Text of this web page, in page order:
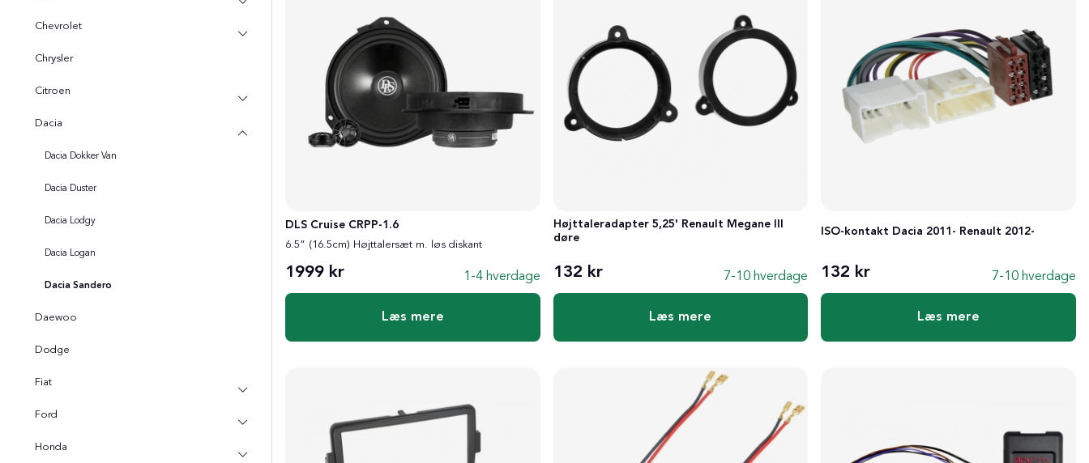
Chevrolet
Chrysler
Citroen
Dacia
Dacia Dokker Van
Dacia Duster
Dacia Lodgy
Dacia Logan
Dacia Sandero
Daewoo
Dodge
Fiat
Ford
Honda
DLS Cruise CRPP-1.6
6.5” (16.5cm) Højttalersæt m. løs diskant
1999 kr 1-4 hverdage
Læs mere
Højttaleradapter 5,25' Renault Megane III
døre
132 kr 7-10 hverdage
Læs mere
ISO-kontakt Dacia 2011- Renault 2012-
132 kr 7-10 hverdage
Læs mere